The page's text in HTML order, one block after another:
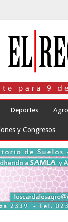
Deportes Agro
y Congresos